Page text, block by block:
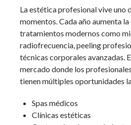
La estética profesional vive uno
momentos. Cada año aumenta
tratamientos modernos como
radiofrecuencia, peeling
técnicas corporales avanzadas.
mercado donde los
tienen múltiples oportunidades
Spas médicos
Clínicas estéticas